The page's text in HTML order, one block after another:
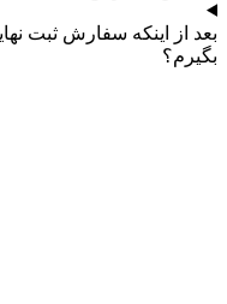
بعد از اینکه سفارش ثبت
بگیرم؟